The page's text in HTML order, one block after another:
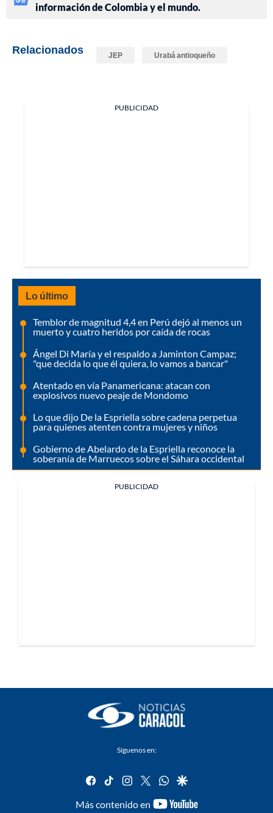
información de Colombia y el mundo.
Relacionados JEP Urabá antioqueño
PUBLICIDAD
Lo último
Temblor de magnitud 4,4 en Perú dejó al menos un
muerto y cuatro heridos por caída de rocas
Ángel Di María y el respaldo a Jaminton Campaz;
"que decida lo que él quiera, lo vamos a bancar"
Atentado en vía Panamericana: atacan con
explosivos nuevo peaje de Mondomo
Lo que dijo De la Espriella sobre cadena perpetua
para quienes atenten contra mujeres y niños
Gobierno de Abelardo de la Espriella reconoce la
soberanía de Marruecos sobre el Sáhara occidental
PUBLICIDAD
Síguenos en:
facebook
tiktok instagram
twitterwhatsapp
google
Más contenido en
youtube-